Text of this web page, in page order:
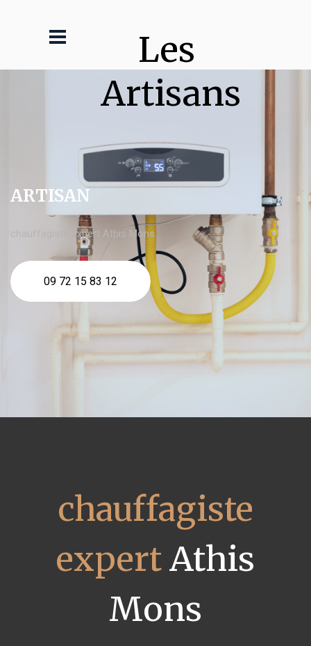
Les
Artisans
ARTISAN
chauffagiste expert Athis Mons
09 72 15 83 12
chauffagiste
expertAthis
Mons